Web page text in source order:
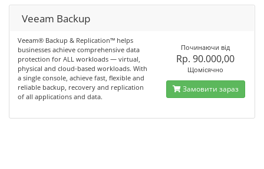
Veeam Backup
Veeam® Backup & Replication™ helps
businesses achieve comprehensive data
protection for ALL workloads — virtual,
physical and cloud-based workloads. With
a single console, achieve fast, flexible and
reliable backup, recovery and replication
of all applications and data.
Починаючи від
Rp. 90.000,00
Щомісячно
Замовити зараз